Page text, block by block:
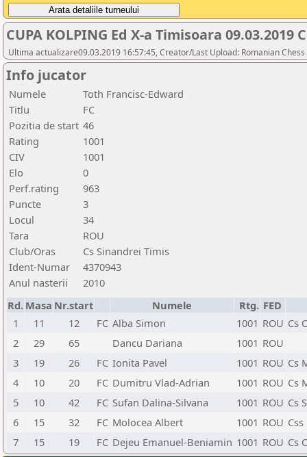
CUPA KOLPING Ed X-a Timisoara 09.03.2019
Ultima actualizare09.03.2019 16:57:45, Creator/Last Upload: Romanian
Info jucator
Numele
Toth Francisc-Edward
Titlu
FC
Pozitia de start 46
Rating
1001
CIV
1001
Elo
0
Perf.rating
963
Puncte
3
Locul
34
Tara
ROU
Club/Oras
Cs Sinandrei Timis
Ident-Numar
4370943
Anul nasterii
2010
Rd. Masa Nr.start Numele Rtg. FED
1
11 12 FC Alba Simon 1001 ROU Cs
2
29 65 Dancu Dariana 1001 ROU
3
19 26 FC Ionita Pavel 1001 ROU Cs
4
10 20 FC Dumitru Vlad-Adrian 1001 ROU Cs
5
10 42 FC Sufan Dalina-Silvana 1001 ROU Cs
6
15 32 FC Molocea Albert 1001 ROU
7
15 19 FC Dejeu Emanuel-Beniamin 1001 ROU Cs